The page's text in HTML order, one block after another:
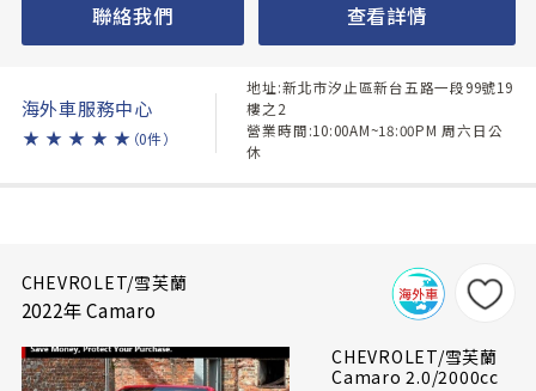
聯絡我們 查看詳情
海外車服務中心
★ ★ ★ ★ ★ （0件）
地址:新北市汐止區新台五路一段99號19
樓之2
營業時間:10:00AM~18:00PM 周六日公
休
CHEVROLET/雪芙蘭
2022年 Camaro
CHEVROLET/雪芙蘭
Camaro 2.0/2000cc